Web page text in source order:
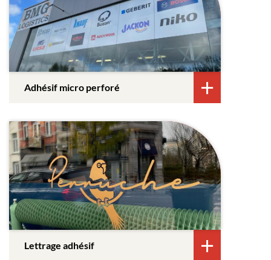
Adhésif micro perforé
Lettrage adhésif